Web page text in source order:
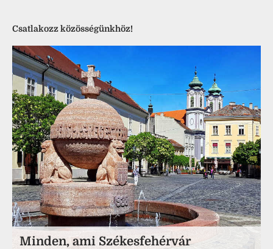
Csatlakozz közösségünkhöz!
Minden, ami Székesfehérvár